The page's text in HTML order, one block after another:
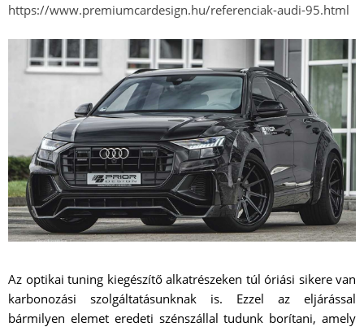
https://www.premiumcardesign.hu/referenciak-audi-95.html
Az optikai tuning kiegészítő alkatrészeken túl óriási sikere van
karbonozási szolgáltatásunknak is. Ezzel az eljárással
bármilyen elemet eredeti szénszállal tudunk borítani, amely